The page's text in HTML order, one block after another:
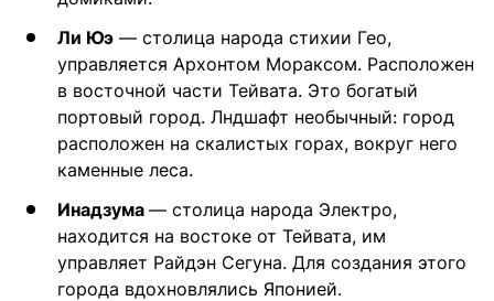
Ли Юэ — столица народа стихии Гео,
управляется Архонтом Мораксом. Расположен
в восточной части Тейвата. Это богатый
портовый город. Лндшафт необычный: город
расположен на скалистых горах, вокруг него
каменные леса.
Инадзума — столица народа Электро,
находится на востоке от Тейвата, им
управляет Райдэн Сегуна. Для создания этого
города вдохновлялись Японией.